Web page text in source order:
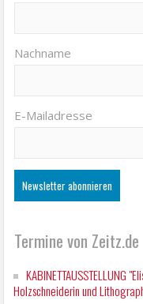
Nachname
E-Mailadresse
Termine von Zeitz.de
KABINETTAUSSTELLUNG
Holzschneiderin und